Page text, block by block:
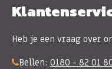
Heb je een vraag over
Bellen: 0180 - 82 01